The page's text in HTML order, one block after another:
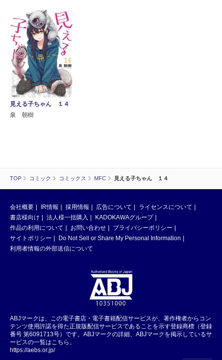
TOP コミック コミックス MFC 見える子ちゃん １４
見える子ちゃん １４
泉 朝樹
会社概要 IR情報 採用情報 広告について
ライセンスについて
書店様向け
法人様一括購入
KADOKAWAグループ
作品の利用について
お問い合わせ
プライバシーポリシー
サイトポリシー
Do Not Sell or Share My Personal Information
利用者情報の外部送信について
ABJマークは、この電子書店・電子書籍配信サービスが、著作権者からコン
テンツ使用許諾を得た正規版配信サービスであることを示す登録商標（登録
番号 第6091713号）です。ABJマークの詳細、ABJマークを掲示しているサ
ービスの一覧はこちら。
https://aebs.or.jp/